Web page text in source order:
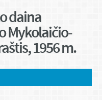
daina
Mykolaičio-
1956 m.